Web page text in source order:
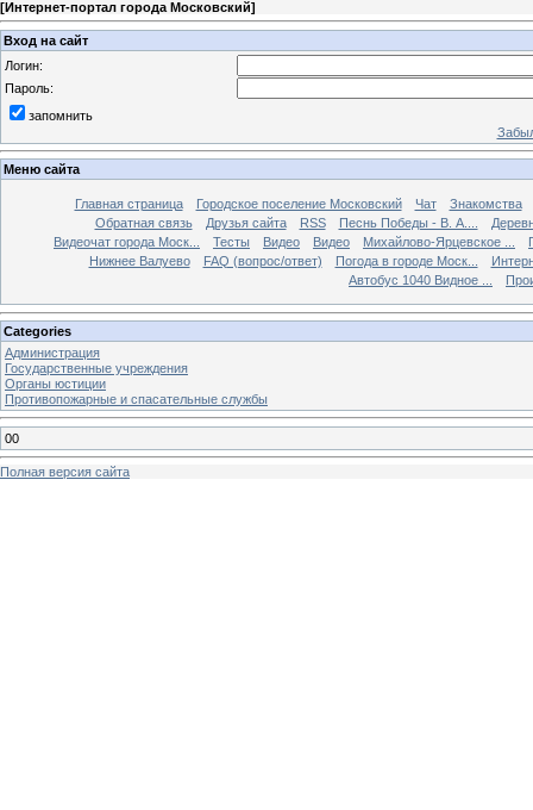
[Интернет-портал города Московский]
Вход на сайт
Логин:
Пароль:
запомнить
Меню сайта
Главная страница Городское поселение Московский Чат
Знакомства
Обратная связь
Друзья сайта RSS Песнь Победы - В. А....
Видеочат города Моск...
Тесты Видео Видео Михайлово-Ярцевское ...
Нижнее Валуево
FAQ (вопрос/ответ) Погода в городе Моск...
Автобус 1040 Видное ...
Categories
Администрация
Государственные учреждения
Органы юстиции
Противопожарные и спасательные службы
00
Полная версия сайта